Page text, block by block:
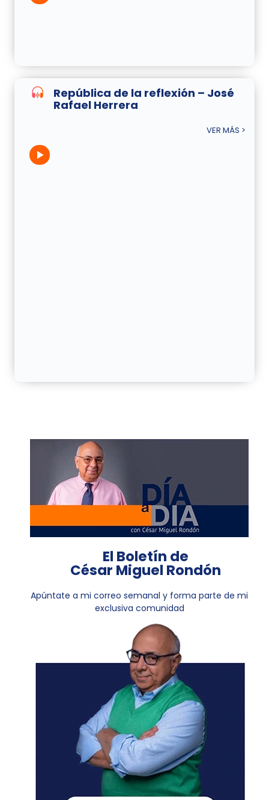
República de la reflexión – José
Rafael Herrera
VER MÁS >
El Boletín de
César Miguel Rondón
Apúntate a mi correo semanal y forma parte de mi
exclusiva comunidad